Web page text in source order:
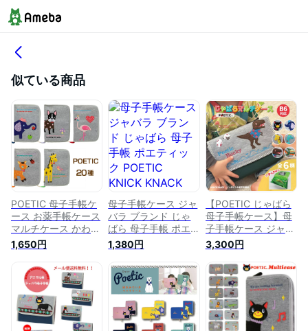
似ている商品
POETIC 母子手帳ケ
ース お薬手帳ケース
マルチケース かわい
い ブランド ファス
ナー おしゃれ ブラ
ンド ポエティック
大容量 母子手帳カバ
ー 診察券入れ 通帳
ケース 御朱印帳 出
産祝い 2人分 キャラ
クター ニックナック
1,650円
母子手帳ケース ジャ
バラ ブランド じゃ
ばら 母子手帳 ポエ
ティック POETIC
KNICK KNACK
POPPINS ニックナ
ック ポピンズ ポエ
ティック アニマル
じゃばら母子手帳 母
子手帳 出産お祝い
通販
1,380円
【POETIC じゃばら
母子手帳ケース】母
子手帳ケース ジャバ
ラ マルチケース 母
子手帳カバー おしゃ
れ ファスナー ブラ
ンド ポエティック
兄弟 双子 姉妹 2人分
かわいい 動物 おし
ゃれ マルチケース
ニックナック リンダ
3,300円